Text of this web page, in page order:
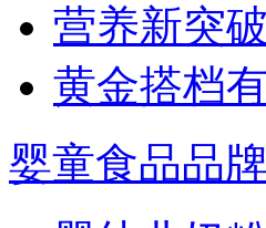
营养新突
黄金搭档
婴童食品品牌